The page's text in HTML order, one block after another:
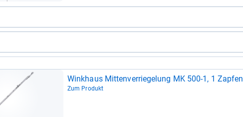
Wink­haus Mit­ten­ver­rie­ge­lung MK 500-​1, 1 Zap­fen
Zum Produkt